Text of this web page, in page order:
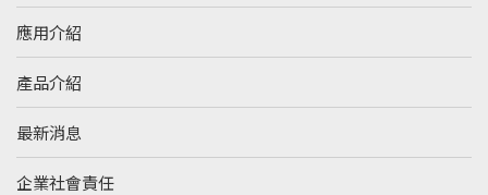
應用介紹
產品介紹
最新消息
企業社會責任